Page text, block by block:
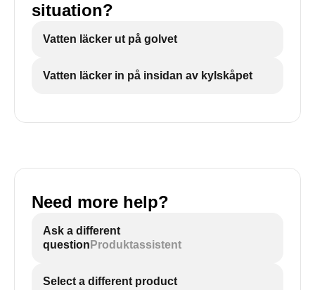
situation?
Vatten läcker ut på golvet
Vatten läcker in på insidan av kylskåpet
Need more help?
Ask a different
question Produktassistent
Select a different product